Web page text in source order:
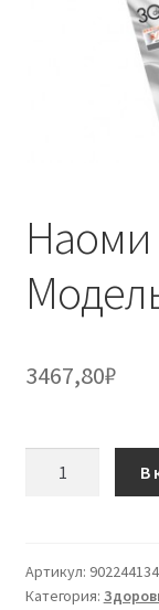
Наоми
3467,80₽
Колготки
Модель
В
Артикул: 902244134
Категория: